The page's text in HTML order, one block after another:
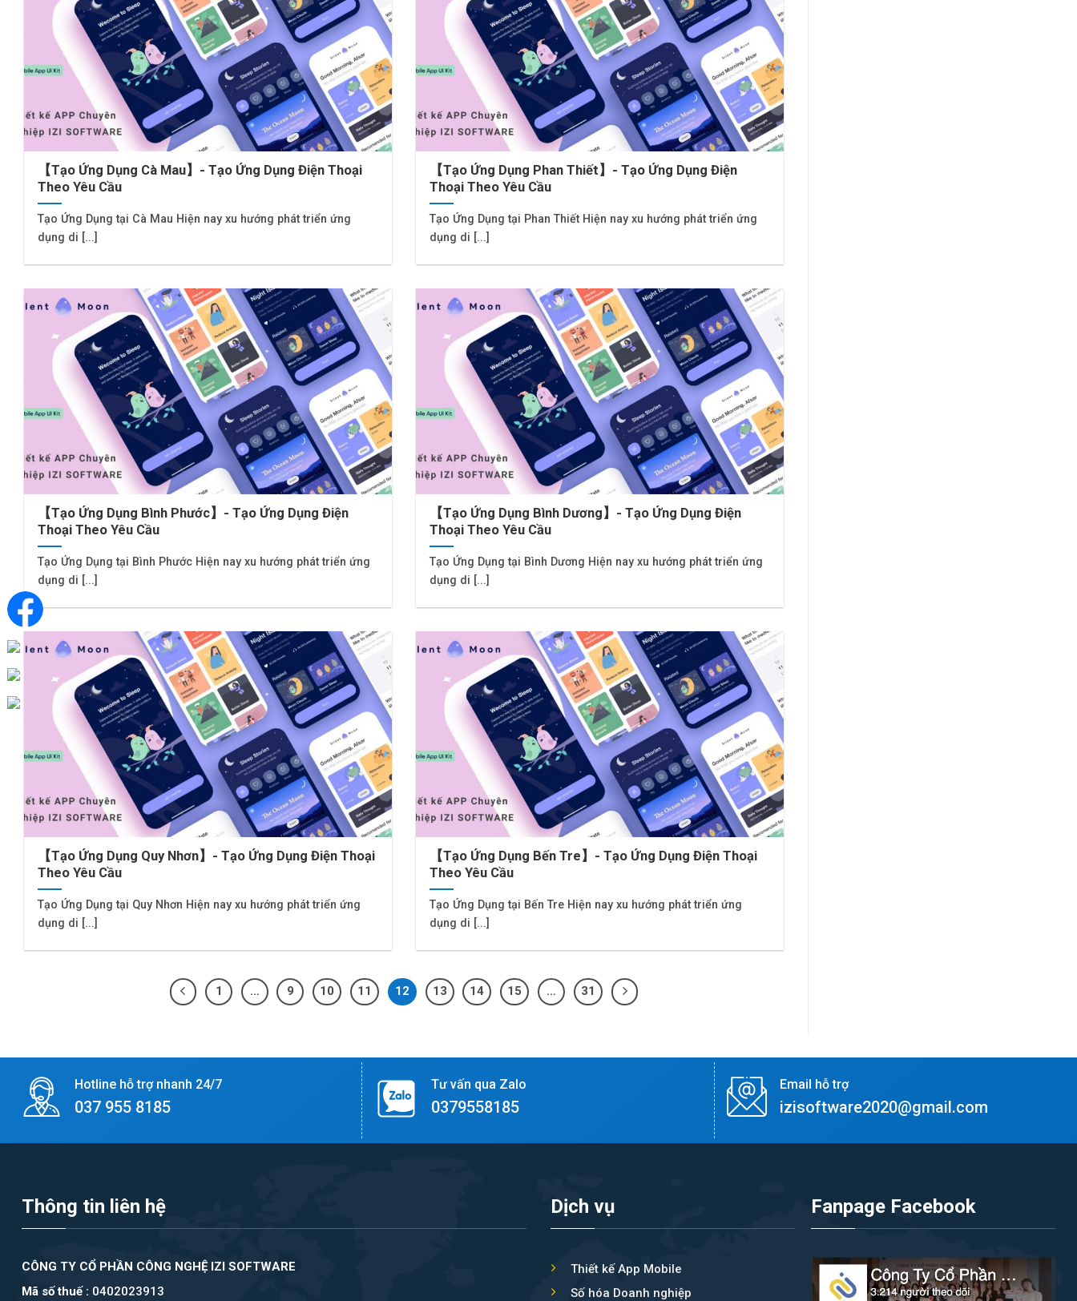
【Tạo Ứng Dụng Cà Mau】- Tạo Ứng Dụng Điện Thoại
Theo Yêu Cầu
Tạo Ứng Dụng tại Cà Mau Hiện nay xu hướng phát triển ứng
dụng di [...]
【Tạo Ứng Dụng Phan Thiết】- Tạo Ứng Dụng Điện
Thoại Theo Yêu Cầu
Tạo Ứng Dụng tại Phan Thiết Hiện nay xu hướng phát triển ứng
dụng di [...]
【Tạo Ứng Dụng Bình Phước】- Tạo Ứng Dụng Điện
Thoại Theo Yêu Cầu
Tạo Ứng Dụng tại Bình Phước Hiện nay xu hướng phát triển ứng
dụng di [...]
【Tạo Ứng Dụng Bình Dương】- Tạo Ứng Dụng Điện
Thoại Theo Yêu Cầu
Tạo Ứng Dụng tại Bình Dương Hiện nay xu hướng phát triển ứng
dụng di [...]
【Tạo Ứng Dụng Quy Nhơn】- Tạo Ứng Dụng Điện Thoại
Theo Yêu Cầu
Tạo Ứng Dụng tại Quy Nhơn Hiện nay xu hướng phát triển ứng
dụng di [...]
【Tạo Ứng Dụng Bến Tre】- Tạo Ứng Dụng Điện Thoại
Theo Yêu Cầu
Tạo Ứng Dụng tại Bến Tre Hiện nay xu hướng phát triển ứng
dụng di [...]
1 … 9 10 11 12 13 14 15 … 31
Hotline hỗ trợ nhanh 24/7
037 955 8185
Tư vấn qua Zalo
0379558185
Email hỗ trợ
izisoftware2020@gmail.com
Thông tin liên hệ
CÔNG TY CỔ PHẦN CÔNG NGHỆ IZI SOFTWARE
Mã số thuế : 0402023913
Dịch vụ
Thiết kế App Mobile
Số hóa Doanh nghiệp
Fanpage Facebook